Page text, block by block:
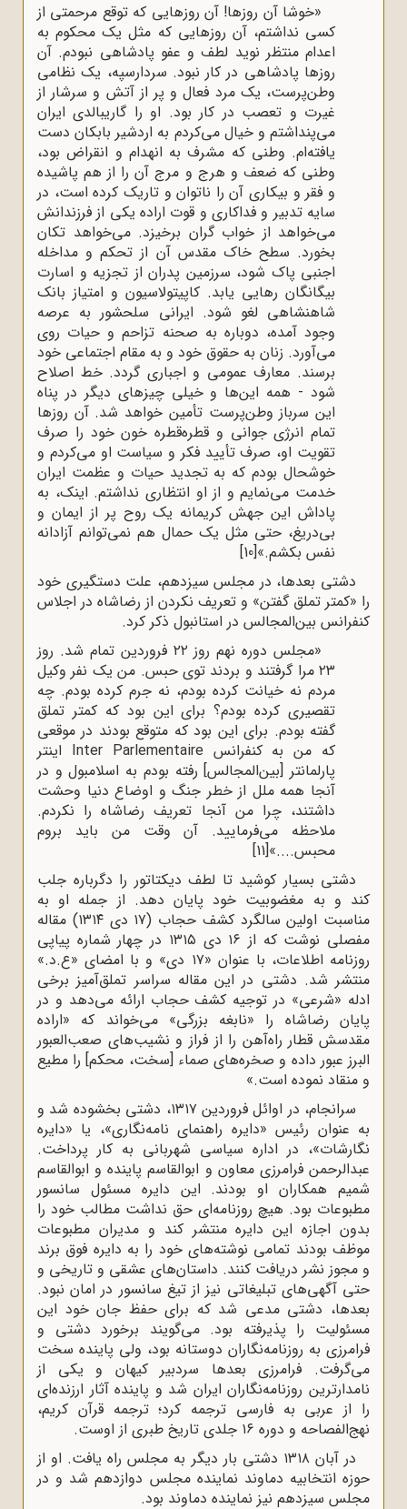
«خوشا آن روزها! آن روزهایی که توقع مرحمتی از
کسی نداشتم، آن روزهایی که مثل یک محکوم به
اعدام منتظر نوید لطف و عفو پادشاهی نبودم. آن
روزها پادشاهی در کار نبود. سردارسپه، یک نظامی
وطن‌پرست، یک مرد فعال و پر از آتش و سرشار از
غیرت و تعصب در کار بود. او را گاریبالدی ایران
می‌پنداشتم و خیال می‌کردم به اردشیر بابکان دست
یافته‌ام. وطنی که مشرف به انهدام و انقراض بود،
وطنی که ضعف و هرج و مرج آن را از هم پاشیده
و فقر و بیکاری آن را ناتوان و تاریک کرده است، در
سایه تدبیر و فداکاری و قوت اراده یکی از فرزندانش
می‌خواهد از خواب گران برخیزد. می‌خواهد تکان
بخورد. سطح خاک مقدس آن از تحکم و مداخله
اجنبی پاک شود، سرزمین پدران از تجزیه و اسارت
بیگانگان رهایی یابد. کاپیتولاسیون و امتیاز بانک
شاهنشاهی لغو شود. ایرانی سلحشور به عرصه
وجود آمده، دوباره به صحنه تزاحم و حیات روی
می‌آورد. زنان به حقوق خود و به مقام اجتماعی خود
برسند. معارف عمومی و اجباری گردد. خط اصلاح
شود - همه این‌ها و خیلی چیزهای دیگر در پناه
این سرباز وطن‌پرست تأمین خواهد شد. آن روزها
تمام انرژی جوانی و قطره‌قطره خون خود را صرف
تقویت او، صرف تأیید فکر و سیاست او می‌کردم و
خوشحال بودم که به تجدید حیات و عظمت ایران
خدمت می‌نمایم و از او انتظاری نداشتم. اینک، به
پاداش این جهش کریمانه یک روح پر از ایمان و
بی‌دریغ، حتی مثل یک حمال هم نمی‌توانم آزادانه
نفس بکشم.»[10]
دشتی بعدها، در مجلس سیزدهم، علت دستگیری خود
را «کمتر تملق گفتن» و تعریف نکردن از رضاشاه در اجلاس
کنفرانس بین‌المجالس در استانبول ذکر کرد.
«مجلس دوره نهم روز ۲۲ فروردین تمام شد. روز
۲۳ مرا گرفتند و بردند توی حبس. من یک نفر وکیل
مردم نه خیانت کرده بودم، نه جرم کرده بودم. چه
تقصیری کرده بودم؟ برای این بود که کمتر تملق
گفته بودم. برای این بود که متوقع بودند در موقعی
که من به کنفرانس Inter Parlementaire اینتر
پارلمانتر [بین‌المجالس] رفته بودم به اسلامبول و در
آنجا همه ملل از خطر جنگ و اوضاع دنیا وحشت
داشتند، چرا من آنجا تعریف رضاشاه را نکردم.
ملاحظه می‌فرمایید. آن وقت من باید بروم
محبس....»[11]
دشتی بسیار کوشید تا لطف دیکتاتور را دگرباره جلب
کند و به مغضوبیت خود پایان دهد. از جمله او به
مناسبت اولین سالگرد کشف حجاب (۱۷ دی ۱۳۱۴) مقاله
مفصلی نوشت که از ۱۶ دی ۱۳۱۵ در چهار شماره پیاپی
روزنامه اطلاعات، با عنوان «۱۷ دی» و با امضای «ع.د.»
منتشر شد. دشتی در این مقاله سراسر تملق‌آمیز برخی
ادله «شرعی» در توجیه کشف حجاب ارائه می‌دهد و در
پایان رضاشاه را «نابغه بزرگی» می‌خواند که «اراده
مقدسش قطار راه‌آهن را از فراز و نشیب‌های صعب‌العبور
البرز عبور داده و صخره‌های صماء [سخت، محکم] را مطیع
و منقاد نموده است.»
سرانجام، در اوائل فروردین ۱۳۱۷، دشتی بخشوده شد و
به عنوان رئیس «دایره راهنمای نامه‌نگاری»، یا «دایره
نگارشات»، در اداره سیاسی شهربانی به کار پرداخت.
عبدالرحمن فرامرزی معاون و ابوالقاسم پاینده و ابوالقاسم
شمیم همکاران او بودند. این دایره مسئول سانسور
مطبوعات بود. هیچ روزنامه‌ای حق نداشت مطالب خود را
بدون اجازه این دایره منتشر کند و مدیران مطبوعات
موظف بودند تمامی نوشته‌های خود را به دایره فوق برند
و مجوز نشر دریافت کنند. داستان‌های عشقی و تاریخی و
حتی آگهی‌های تبلیغاتی نیز از تیغ سانسور در امان نبود.
بعدها، دشتی مدعی شد که برای حفظ جان خود این
مسئولیت را پذیرفته بود. می‌گویند برخورد دشتی و
فرامرزی به روزنامه‌نگاران دوستانه بود، ولی پاینده سخت
می‌گرفت. فرامرزی بعدها سردبیر کیهان و یکی از
نامدارترین روزنامه‌نگاران ایران شد و پاینده آثار ارزنده‌ای
را از عربی به فارسی ترجمه کرد؛ ترجمه قرآن کریم،
نهج‌الفصاحه و دوره ۱۶ جلدی تاریخ طبری از اوست.
در آبان ۱۳۱۸ دشتی بار دیگر به مجلس راه یافت. او از
حوزه انتخابیه دماوند نماینده مجلس دوازدهم شد و در
مجلس سیزدهم نیز نماینده دماوند بود.